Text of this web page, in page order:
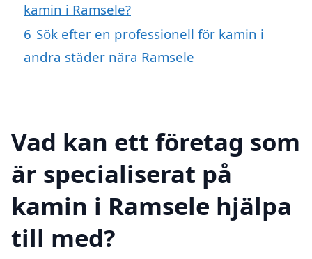
kamin i Ramsele?
6 Sök efter en professionell för kamin i
andra städer nära Ramsele
Vad kan ett företag som
är specialiserat på
kamin i Ramsele hjälpa
till med?